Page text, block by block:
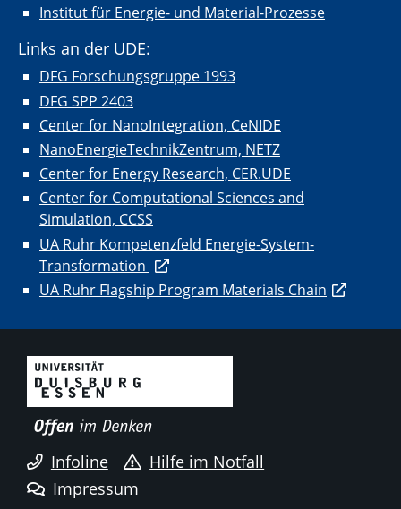
Institut für Energie- und Material-Prozesse
Links an der UDE:
DFG Forschungsgruppe 1993
DFG SPP 2403
Center for NanoIntegration, CeNIDE
NanoEnergieTechnikZentrum, NETZ
Center for Energy Research, CER.UDE
Center for Computational Sciences and
Simulation, CCSS
UA Ruhr Kompetenzfeld Energie-System-
Transformation
UA Ruhr Flagship Program Materials Chain
Infoline
Hilfe im Notfall
Impressum